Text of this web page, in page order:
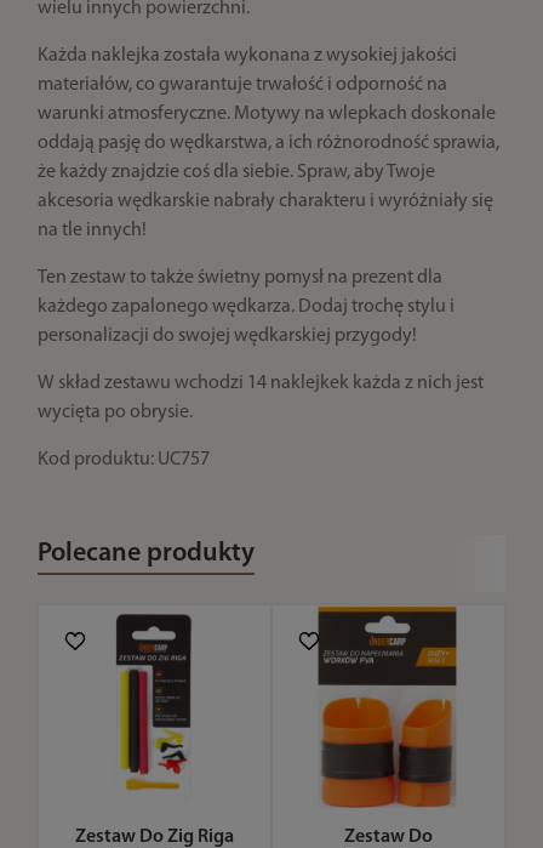
wielu innych powierzchni.
Każda naklejka została wykonana z wysokiej jakości
materiałów, co gwarantuje trwałość i odporność na
warunki atmosferyczne. Motywy na wlepkach doskonale
oddają pasję do wędkarstwa, a ich różnorodność sprawia,
że każdy znajdzie coś dla siebie. Spraw, aby Twoje
akcesoria wędkarskie nabrały charakteru i wyróżniały się
na tle innych!
Ten zestaw to także świetny pomysł na prezent dla
każdego zapalonego wędkarza. Dodaj trochę stylu i
personalizacji do swojej wędkarskiej przygody!
W skład zestawu wchodzi 14 naklejkek każda z nich jest
wycięta po obrysie.
Kod produktu: UC757
Polecane produkty
Zestaw Do Zig Riga
Zestaw Do